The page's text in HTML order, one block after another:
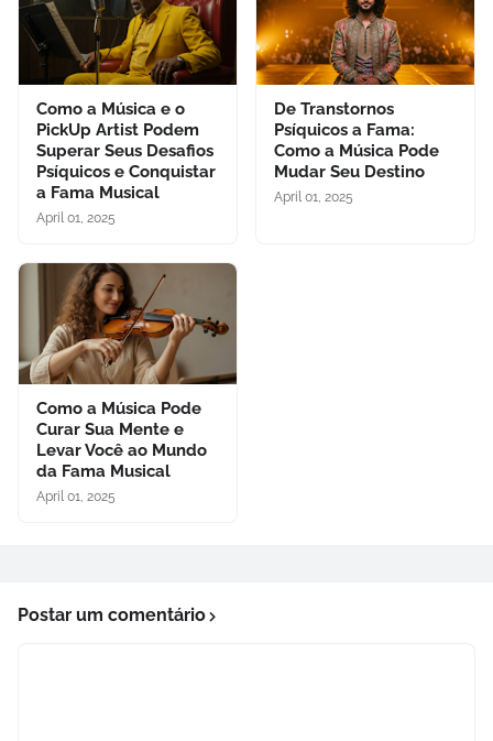
Como a Música e o
PickUp Artist Podem
Superar Seus Desafios
Psíquicos e Conquistar
a Fama Musical
April 01, 2025
De Transtornos
Psíquicos a Fama:
Como a Música Pode
Mudar Seu Destino
April 01, 2025
Como a Música Pode
Curar Sua Mente e
Levar Você ao Mundo
da Fama Musical
April 01, 2025
Postar um comentário